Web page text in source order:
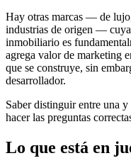
Hay otras marcas — de
industrias de origen —
inmobiliario es
agrega valor de marketing
que se construye, sin
desarrollador.
Saber distinguir entre una
hacer las preguntas
Lo que está en